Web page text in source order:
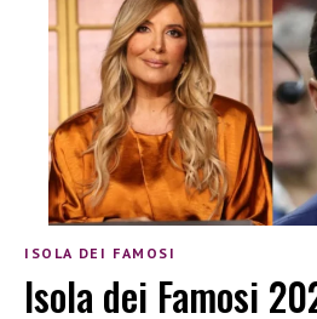
ISOLA DEI FAMOSI
Isola dei Famosi